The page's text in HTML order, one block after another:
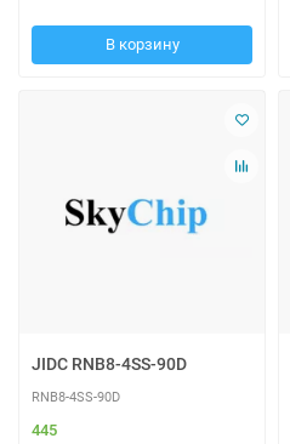
В корзину
JIDC RNB8-4SS-90D
RNB8-4SS-90D
445